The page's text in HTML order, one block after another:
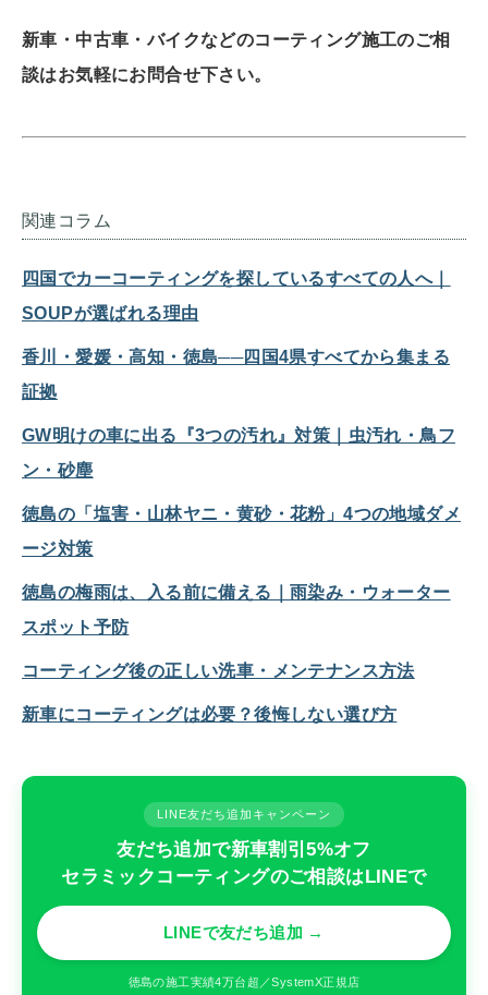
新車・中古車・バイクなどのコーティング施工のご相
談はお気軽にお問合せ下さい。
関連コラム
四国でカーコーティングを探しているすべての人へ｜
SOUPが選ばれる理由
香川・愛媛・高知・徳島──四国4県すべてから集まる
証拠
GW明けの車に出る『3つの汚れ』対策｜虫汚れ・鳥フ
ン・砂塵
徳島の「塩害・山林ヤニ・黄砂・花粉」4つの地域ダメ
ージ対策
徳島の梅雨は、入る前に備える｜雨染み・ウォーター
スポット予防
コーティング後の正しい洗車・メンテナンス方法
新車にコーティングは必要？後悔しない選び方
LINE友だち追加キャンペーン
友だち追加で新車割引5%オフ
セラミックコーティングのご相談はLINEで
LINEで友だち追加 →
徳島の施工実績4万台超／SystemX正規店